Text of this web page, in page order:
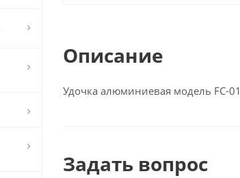
Описание
Удочка алюминиевая модель FC-01
Задать вопрос